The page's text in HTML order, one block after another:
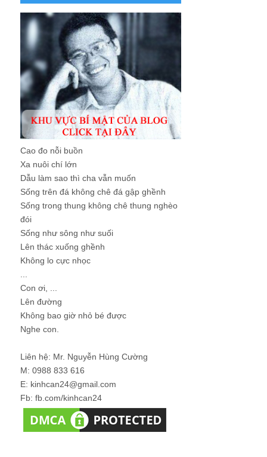
Cao đo nỗi buồn
Xa nuôi chí lớn
Dẫu làm sao thì cha vẫn muốn
Sống trên đá không chê đá gập ghềnh
Sống trong thung không chê thung nghèo
đói
Sống như sông như suối
Lên thác xuống ghềnh
Không lo cực nhọc
Con ơi, ...
Lên đường
Không bao giờ nhỏ bé được
Nghe con.
Liên hệ: Mr. Nguyễn Hùng Cường
M: 0988 833 616
E: kinhcan24@gmail.com
Fb: fb.com/kinhcan24